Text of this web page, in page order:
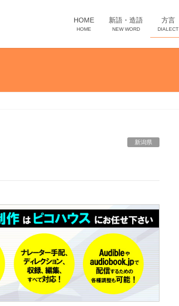
HOME
HOME
新語・造語
NEW WORD
方言
DIALECT
新潟県